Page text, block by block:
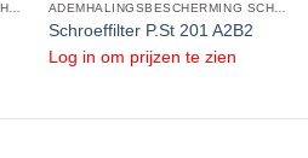
Schroeffilter P.St 201 A2B2
Log in om prijzen te zien